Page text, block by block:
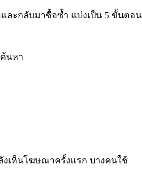
และกลับมาซื้อซ้ำ แบ่งเป็น 5 ขั้นตอน
นหา
เห็นโฆษณาครั้งแรก บางคนใช้